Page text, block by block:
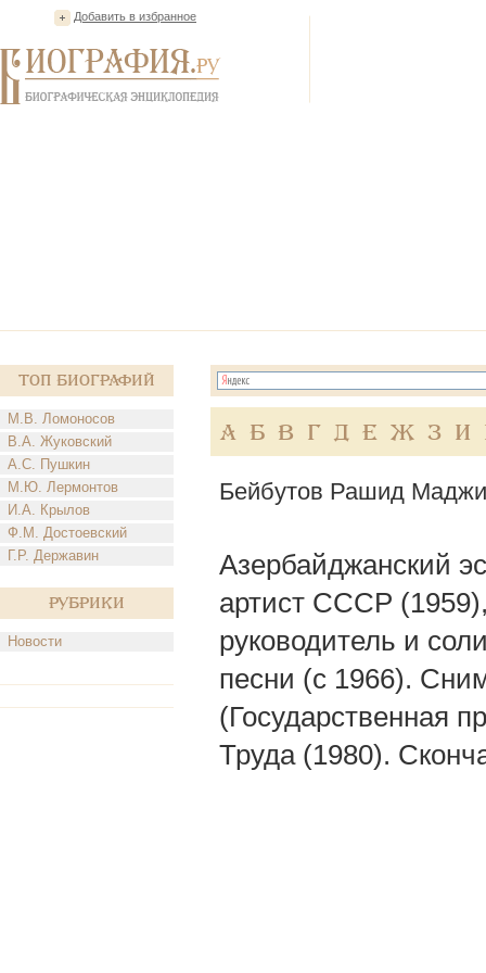
Добавить в избранное
Топ Биографий
М.В. Ломоносов
В.А. Жуковский
А.С. Пушкин
М.Ю. Лермонтов
И.А. Крылов
Ф.М. Достоевский
Г.Р. Державин
Рубрики
Новости
А Б В Г Д Е Ж З И
Бейбутов Рашид
Азербайджанский
артист СССР
руководитель и
песни (с 1966).
(Государственная
Труда (1980).